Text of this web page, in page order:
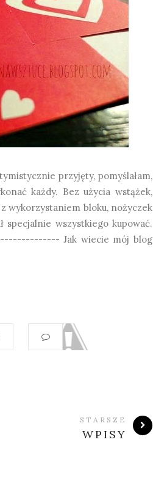
przyjęty, pomyślałam,
każdy. Bez użycia wstążek,
wykorzystaniem bloku, nożyczek
specjalnie wszystkiego kupować.
Jak wiecie mój blog
STARSZE
WPISY